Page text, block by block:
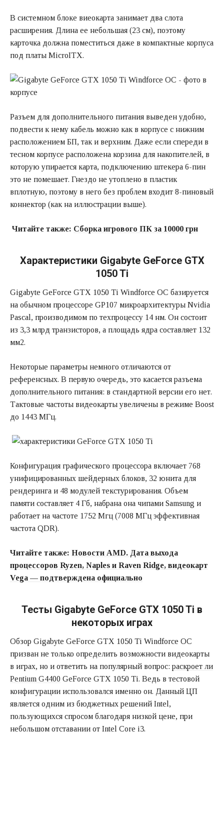
В системном блоке виеокарта занимает два слота
расширения. Длина ее небольшая (23 см), поэтому
карточка должна поместиться даже в компактные корпуса
под платы MicroITX.
Разъем для дополнительного питания выведен удобно,
подвести к нему кабель можно как в корпусе с нижним
расположением БП, так и верхним. Даже если спереди в
тесном корпусе расположена корзина для накопителей, в
которую упирается карта, подключению штекера 6-пин
это не помешает. Гнездо не утоплено в пластик
вплотную, поэтому в него без проблем входит 8-пиновый
коннектор (как на иллюстрации выше).
Читайте также: Сборка игрового ПК за 10000 грн
Характеристики Gigabyte GeForce GTX
1050 Ti
Gigabyte GeForce GTX 1050 Ti Windforce OC базируется
на обычном процессоре GP107 микроархитектуры Nvidia
Pascal, производимом по техпроцессу 14 нм. Он состоит
из 3,3 млрд транзисторов, а площадь ядра составляет 132
мм2.
Некоторые параметры немного отличаются от
референсных. В первую очередь, это касается разъема
дополнительного питания: в стандартной версии его нет.
Тактовые частоты видеокарты увеличены в режиме Boost
до 1443 МГц.
Конфигурация графического процессора включает 768
унифицированных шейдерных блоков, 32 юнита для
рендеринга и 48 модулей текстурирования. Объем
памяти составляет 4 Гб, набрана она чипами Samsung и
работает на частоте 1752 Мгц (7008 МГц эффективная
частота QDR).
Читайте также: Новости AMD. Дата выхода
процессоров Ryzen, Naples и Raven Ridge, видеокарт
Vega — подтверждена официально
Тесты Gigabyte GeForce GTX 1050 Ti в
некоторых играх
Обзор Gigabyte GeForce GTX 1050 Ti Windforce OC
призван не только определить возможности видеокарты
в играх, но и ответить на популярный вопрос: раскроет ли
Pentium G4400 GeForce GTX 1050 Ti. Ведь в тестовой
конфигурации использовался именно он. Данный ЦП
является одним из бюджетных решений Intel,
пользующихся спросом благодаря низкой цене, при
небольшом отставании от Intel Core i3.